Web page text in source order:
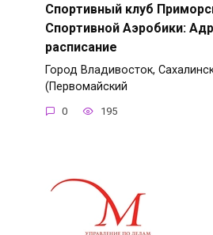
Спортивный клуб
Спортивной Аэробики:
расписание
Город Владивосток,
(Первомайский
0 195